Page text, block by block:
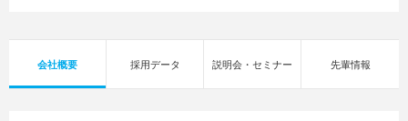
会社概要 採用データ 説明会・セミナー 先輩情報